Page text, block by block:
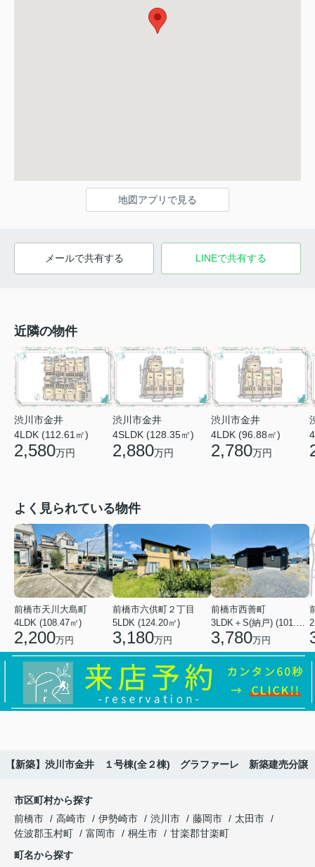
地図アプリで見る
メールで共有する LINEで共有する
近隣の物件
渋川市金井
4LDK (112.61㎡)
2,580万円
渋川市金井
4SLDK (128.35㎡)
2,880万円
渋川市金井
4LDK (96.88㎡)
2,780万円
よく見られている物件
前橋市天川大島町
4LDK (108.47㎡)
2,200万円
前橋市六供町２丁目
5LDK (124.20㎡)
3,180万円
前橋市西善町
3,780万円
【新築】渋川市金井 １号棟(全２棟) グラファーレ 新築建売分譲
市区町村から探す
前橋市
高崎市 伊勢崎市 渋川市 藤岡市
太田市
佐波郡玉村町
富岡市 桐生市
甘楽郡甘楽町
町名から探す